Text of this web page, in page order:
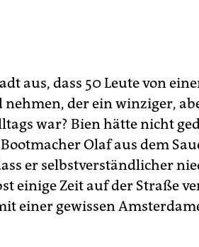
aus, dass 50 Leute von
nehmen, der ein winziger,
war? Bien hätte nicht
Olaf aus dem
er selbstverständlicher
einige Zeit auf der Straße
einer gewissen